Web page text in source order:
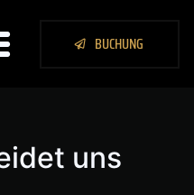
BUCHUNG
uns